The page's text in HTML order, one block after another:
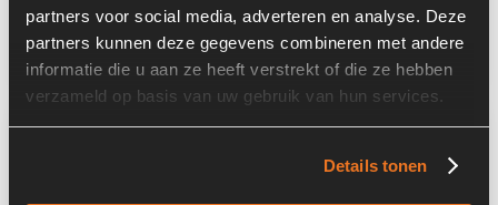
partners voor social media, adverteren en analyse. Deze
partners kunnen deze gegevens combineren met andere
informatie die u aan ze heeft verstrekt of die ze hebben
verzameld op basis van uw gebruik van hun services.
Details tonen
Land:
Nederland